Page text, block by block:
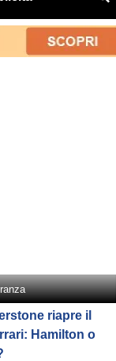
riapre il
Hamilton o